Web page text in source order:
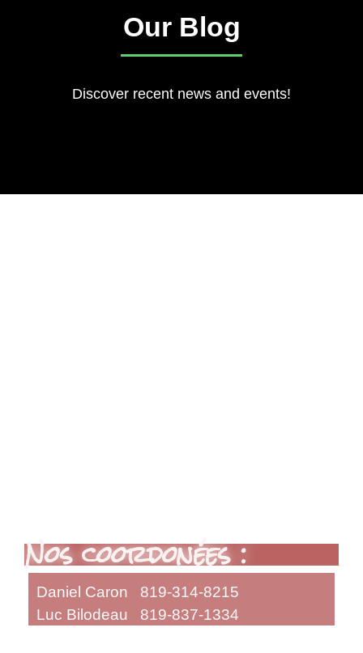
Our Blog
Discover recent news and events!
Nos coordonées :
Daniel Caron 819-314-8215
Luc Bilodeau 819-837-1334